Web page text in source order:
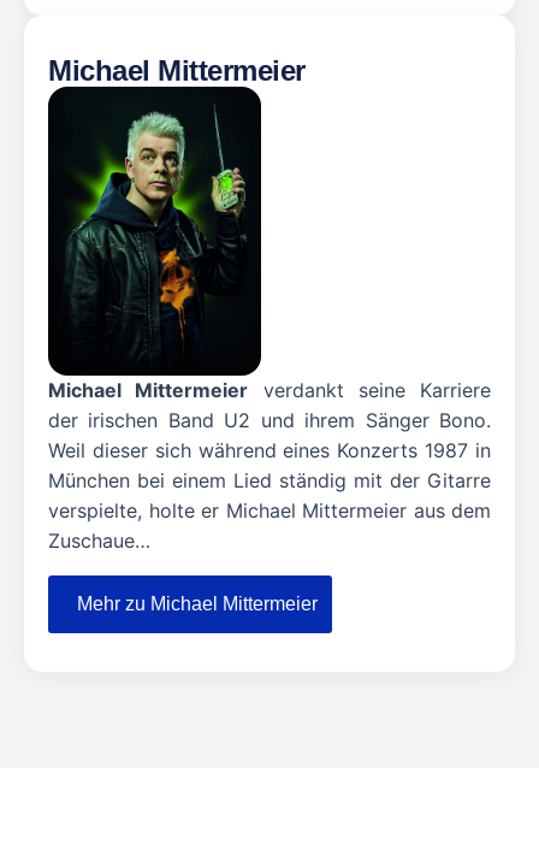
Michael Mittermeier
Michael Mittermeier verdankt seine Karriere
der irischen Band U2 und ihrem Sänger Bono.
Weil dieser sich während eines Konzerts 1987 in
München bei einem Lied ständig mit der Gitarre
verspielte, holte er Michael Mittermeier aus dem
Zuschaue…
Mehr zu Michael Mittermeier